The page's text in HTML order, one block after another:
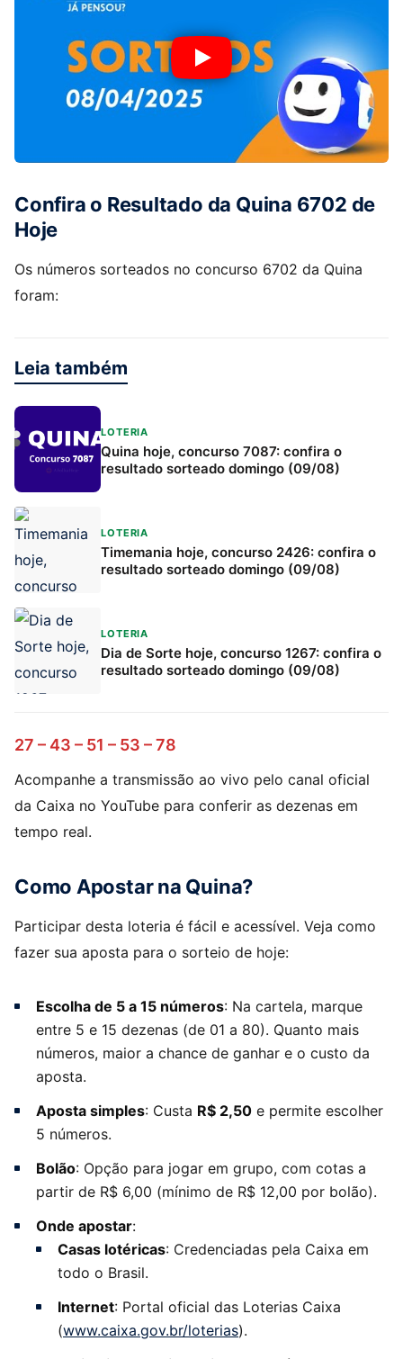
Confira o Resultado da Quina 6702 de
Hoje
Os números sorteados no concurso 6702 da Quina
foram:
Leia também
LOTERIA
Quina hoje, concurso 7087: confira o
resultado sorteado domingo (09/08)
LOTERIA
Timemania hoje, concurso 2426: confira o
resultado sorteado domingo (09/08)
LOTERIA
Dia de Sorte hoje, concurso 1267: confira o
resultado sorteado domingo (09/08)
27 – 43 – 51 – 53 – 78
Acompanhe a transmissão ao vivo pelo canal oficial
da Caixa no YouTube para conferir as dezenas em
tempo real.
Como Apostar na Quina?
Participar desta loteria é fácil e acessível. Veja como
fazer sua aposta para o sorteio de hoje:
Escolha de 5 a 15 números: Na cartela, marque
entre 5 e 15 dezenas (de 01 a 80). Quanto mais
números, maior a chance de ganhar e o custo da
aposta.
Aposta simples: Custa R$ 2,50 e permite escolher
5 números.
Bolão: Opção para jogar em grupo, com cotas a
partir de R$ 6,00 (mínimo de R$ 12,00 por bolão).
Onde apostar:
Casas lotéricas: Credenciadas pela Caixa em
todo o Brasil.
Internet: Portal oficial das Loterias Caixa
(www.caixa.gov.br/loterias).